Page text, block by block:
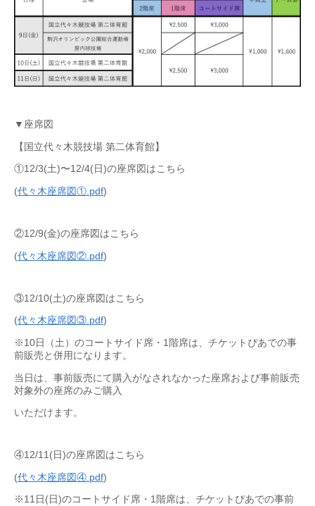
▼座席図
【国立代々木競技場 第二体育館】
①12/3(土)〜12/4(日)の座席図はこちら
(代々木座席図①.pdf)
②12/9(金)の座席図はこちら
(代々木座席図②.pdf)
③12/10(土)の座席図はこちら
(代々木座席図③.pdf)
※10日（土）のコートサイド席・1階席は、チケットぴあでの事
前販売と併用になります。
当日は、事前販売にて購入がなされなかった座席および事前販売
対象外の座席のみご購入
いただけます。
④12/11(日)の座席図はこちら
(代々木座席図④.pdf)
※11日(日)のコートサイド席・1階席は、チケットぴあでの事前